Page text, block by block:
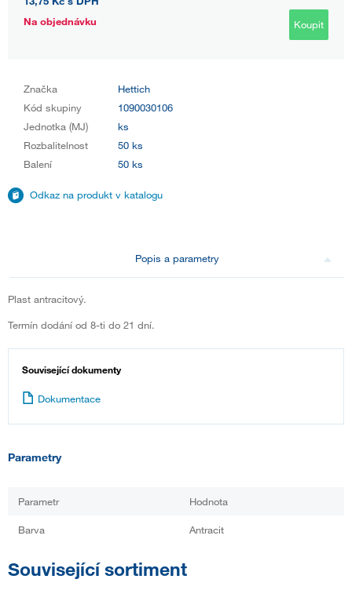
Na objednávku
Koupit
Značka
Hettich
Kód skupiny
1090030106
Jednotka (MJ)
ks
Rozbalitelnost
50 ks
Balení
50 ks
Odkaz na produkt v katalogu
Popis a parametry
Plast antracitový.
Termín dodání od 8-ti do 21 dní.
Související dokumenty
Dokumentace
Parametry
Parametr Hodnota
Barva Antracit
Související sortiment